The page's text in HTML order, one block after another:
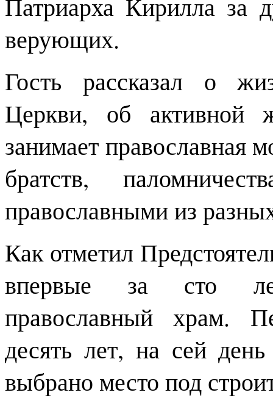
верующих.
Гость рассказал о
Церкви, об активной
занимает православная
братств,
православными из
Как отметил
впервые за сто
православный храм.
десять лет, на сей
выбрано место под